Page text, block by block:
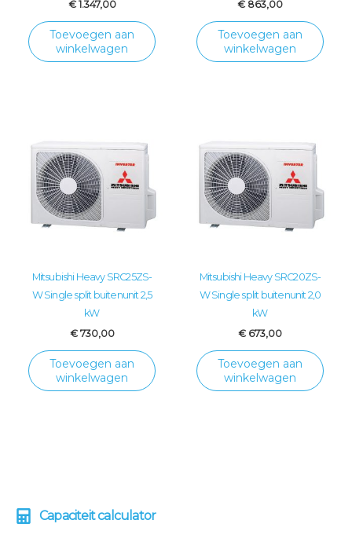
Capaciteit calculator
€1.347,00
Toevoegen aan
winkelwagen
€ 863,00
Toevoegen aan
winkelwagen
Mitsubishi Heavy SRC25ZS-
W Single split buitenunit 2,5
kW
€730,00
Toevoegen aan
winkelwagen
Mitsubishi Heavy SRC20ZS-
W Single split buitenunit 2,0
kW
€ 673,00
Toevoegen aan
winkelwagen